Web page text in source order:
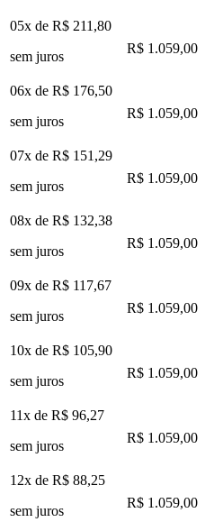
05x de R$ 211,80
sem juros
R$ 1.059,00
06x de R$ 176,50
sem juros
R$ 1.059,00
07x de R$ 151,29
sem juros
R$ 1.059,00
08x de R$ 132,38
sem juros
R$ 1.059,00
09x de R$ 117,67
sem juros
R$ 1.059,00
10x de R$ 105,90
sem juros
R$ 1.059,00
11x de R$ 96,27
sem juros
R$ 1.059,00
12x de R$ 88,25
sem juros
R$ 1.059,00